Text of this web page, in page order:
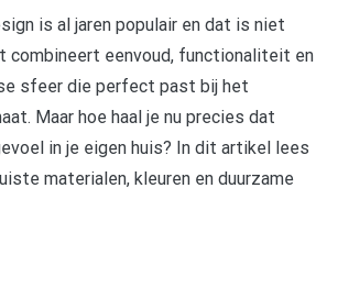
is al jaren populair en dat is niet
combineert eenvoud, functionaliteit en
sfeer die perfect past bij het
Maar hoe haal je nu precies dat
in je eigen huis? In dit artikel lees
materialen, kleuren en duurzame